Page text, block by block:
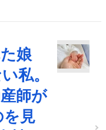
娘
私。
師が
を見